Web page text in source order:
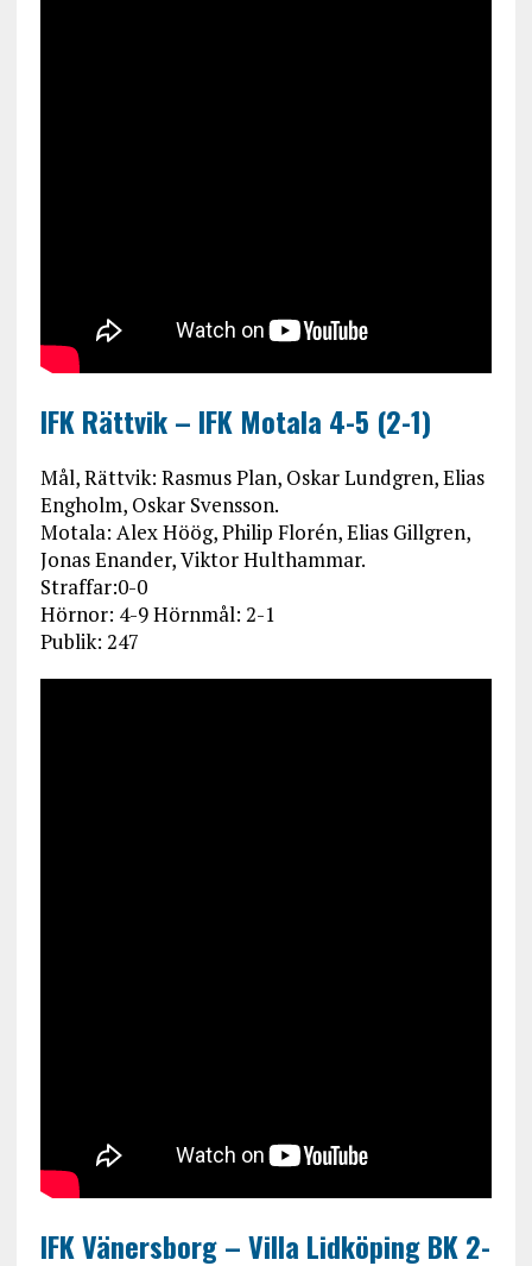
IFK Rättvik – IFK Motala 4-5 (2-1)
Mål, Rättvik: Rasmus Plan, Oskar Lundgren, Elias
Engholm, Oskar Svensson.
Motala: Alex Höög, Philip Florén, Elias Gillgren,
Jonas Enander, Viktor Hulthammar.
Straffar:0-0
Hörnor: 4-9 Hörnmål: 2-1
Publik: 247
IFK Vänersborg – Villa Lidköping BK 2-